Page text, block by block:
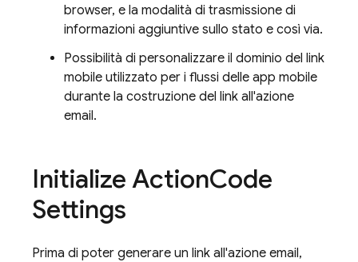
browser, e la modalità di trasmissione di
informazioni aggiuntive sullo stato e così via.
Possibilità di personalizzare il dominio del link
mobile utilizzato per i flussi delle app mobile
durante la costruzione del link all'azione
email.
Initialize ActionCode
Settings
Prima di poter generare un link all'azione email,